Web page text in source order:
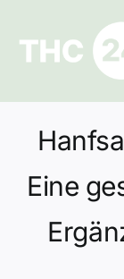
springen
Ratgeber
Datenschutz
Eine